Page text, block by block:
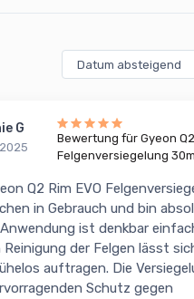
G
Bewertung für Gyeon Q2
Felgenversiegelung
Q2 Rim EVO
in Gebrauch und bin
ist denkbar
der Felgen lässt
auftragen. Die
Schutz gegen